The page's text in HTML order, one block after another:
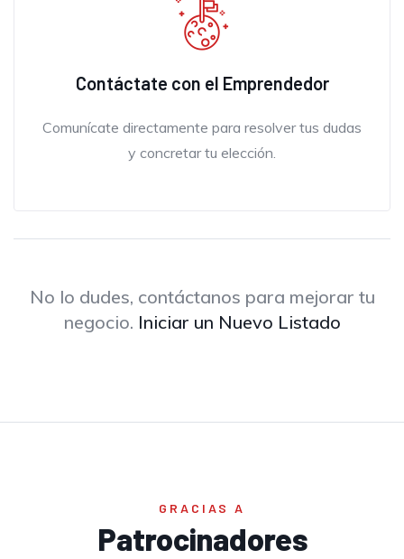
Contáctate con el Emprendedor
Comunícate directamente para resolver tus dudas
y concretar tu elección.
No lo dudes, contáctanos para mejorar tu
negocio. Iniciar un Nuevo Listado
GRACIAS A
Patrocinadores